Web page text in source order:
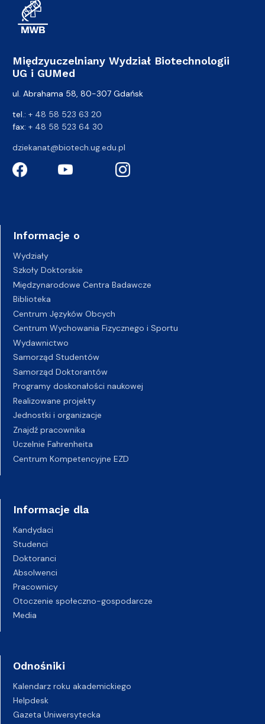
Międzyuczelniany Wydział Biotechnologii
UG i GUMed
ul. Abrahama 58, 80-307 Gdańsk
tel.: + 48 58 523 63 20
fax: + 48 58 523 64 30
dziekanat@biotech.ug.edu.pl
Informacje o
Wydziały
Szkoły Doktorskie
Międzynarodowe Centra Badawcze
Biblioteka
Centrum Języków Obcych
Centrum Wychowania Fizycznego i Sportu
Wydawnictwo
Samorząd Studentów
Samorząd Doktorantów
Programy doskonałości naukowej
Realizowane projekty
Jednostki i organizacje
Znajdź pracownika
Uczelnie Fahrenheita
Centrum Kompetencyjne EZD
Informacje dla
Kandydaci
Studenci
Doktoranci
Absolwenci
Pracownicy
Otoczenie społeczno-gospodarcze
Media
Odnośniki
Kalendarz roku akademickiego
Helpdesk
Gazeta Uniwersytecka